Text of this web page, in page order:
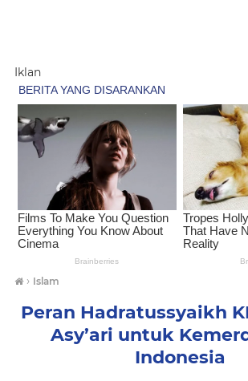
Iklan
› Islam
Peran Hadratussyaikh
Asy’ari untuk
Indonesia